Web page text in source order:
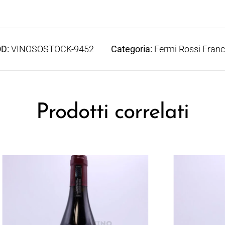
VINOSOSTOCK-9452 Categoria: Fermi Rossi
Prodotti correlati